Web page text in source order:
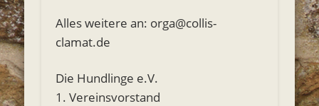
Alles weitere an: orga@collis-
clamat.de
Die Hundlinge e.V.
1. Vereinsvorstand